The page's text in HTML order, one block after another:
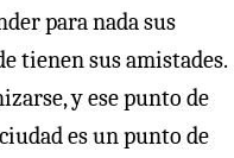
para nada sus
tienen sus amistades.
y ese punto de
es un punto de